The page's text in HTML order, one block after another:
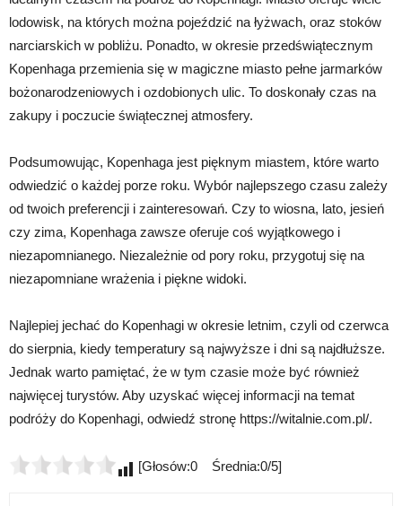
lodowisk, na których można pojeździć na łyżwach, oraz stoków
narciarskich w pobliżu. Ponadto, w okresie przedświątecznym
Kopenhaga przemienia się w magiczne miasto pełne jarmarków
bożonarodzeniowych i ozdobionych ulic. To doskonały czas na
zakupy i poczucie świątecznej atmosfery.
Podsumowując, Kopenhaga jest pięknym miastem, które warto
odwiedzić o każdej porze roku. Wybór najlepszego czasu zależy
od twoich preferencji i zainteresowań. Czy to wiosna, lato, jesień
czy zima, Kopenhaga zawsze oferuje coś wyjątkowego i
niezapomnianego. Niezależnie od pory roku, przygotuj się na
niezapomniane wrażenia i piękne widoki.
Najlepiej jechać do Kopenhagi w okresie letnim, czyli od czerwca
do sierpnia, kiedy temperatury są najwyższe i dni są najdłuższe.
Jednak warto pamiętać, że w tym czasie może być również
najwięcej turystów. Aby uzyskać więcej informacji na temat
podróży do Kopenhagi, odwiedź stronę https://witalnie.com.pl/.
[Głosów:0 Średnia:0/5]